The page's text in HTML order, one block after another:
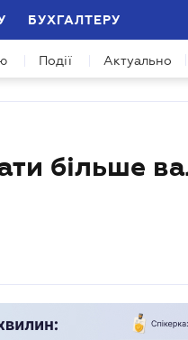
БУХГАЛТЕРУ
Події Актуально
більше